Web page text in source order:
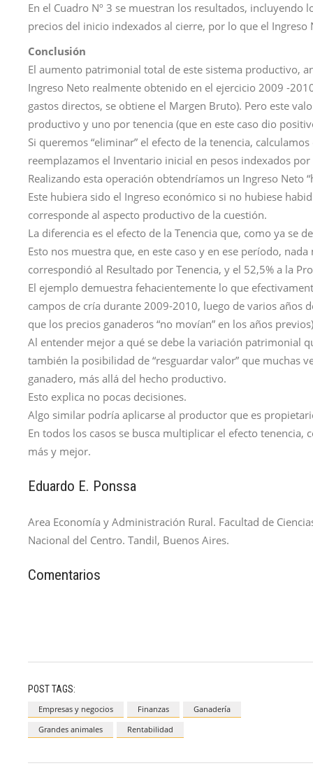
En el Cuadro Nº 3 se muestran los resultados, incluyendo
precios del inicio indexados al cierre, por lo que el Ingreso
Conclusión
El aumento patrimonial total de este sistema productivo,
Ingreso Neto realmente obtenido en el ejercicio 2009 -
gastos directos, se obtiene el Margen Bruto). Pero este
productivo y uno por tenencia (que en este caso dio
Si queremos “eliminar” el efecto de la tenencia,
reemplazamos el Inventario inicial en pesos indexados
Realizando esta operación obtendríamos un Ingreso Neto
Este hubiera sido el Ingreso económico si no hubiese
corresponde al aspecto productivo de la cuestión.
La diferencia es el efecto de la Tenencia que, como ya se
Esto nos muestra que, en este caso y en ese período,
correspondió al Resultado por Tenencia, y el 52,5% a la
El ejemplo demuestra fehacientemente lo que
campos de cría durante 2009-2010, luego de varios años
que los precios ganaderos “no movían” en los años
Al entender mejor a qué se debe la variación patrimonial
también la posibilidad de “resguardar valor” que muchas
ganadero, más allá del hecho productivo.
Esto explica no pocas decisiones.
Algo similar podría aplicarse al productor que es
En todos los casos se busca multiplicar el efecto
más y mejor.
Eduardo E. Ponssa
Area Economía y Administración Rural. Facultad de
Nacional del Centro. Tandil, Buenos Aires.
Comentarios
POST TAGS:
Empresas y negocios Finanzas
Ganadería
Grandes animales
Rentabilidad